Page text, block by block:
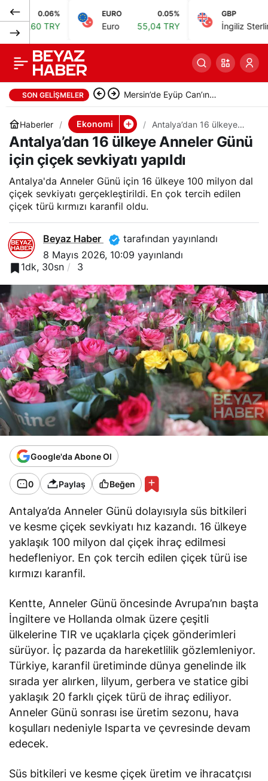
EURO 0.05%
55,04 TRY İngiliz Sterlini 64,26
SON GELIŞMELER Mersin’de Eyüp Can’ın
ölümündeki kesi izleri
araştırılıyor
Haberler Ekonomi
Antalya’dan 16 ülkeye
Anneler Günü için çiçek
sevkiyatı yapıldı
Antalya’dan 16 ülkeye Anneler Günü
için çiçek sevkiyatı yapıldı
Antalya'da Anneler Günü için 16 ülkeye 100 milyon dal
çiçek sevkiyatı gerçekleştirildi. En çok tercih edilen
çiçek türü kırmızı karanfil oldu.
Beyaz Haber
tarafından yayınlandı
8 Mayıs 2026, 10:09 yayınlandı
1dk, 30sn
3
Google'da Abone Ol
0 Paylaş Beğen
Antalya’da Anneler Günü dolayısıyla süs bitkileri
ve kesme çiçek sevkiyatı hız kazandı. 16 ülkeye
yaklaşık 100 milyon dal çiçek ihraç edilmesi
hedefleniyor. En çok tercih edilen çiçek türü ise
kırmızı karanfil.
Kentte, Anneler Günü öncesinde Avrupa’nın başta
İngiltere ve Hollanda olmak üzere çeşitli
ülkelerine TIR ve uçaklarla çiçek gönderimleri
sürüyor. İç pazarda da hareketlilik gözlemleniyor.
Türkiye, karanfil üretiminde dünya genelinde ilk
sırada yer alırken, lilyum, gerbera ve statice gibi
yaklaşık 20 farklı çiçek türü de ihraç ediliyor.
Anneler Günü sonrası ise üretim sezonu, hava
koşulları nedeniyle Isparta ve çevresinde devam
edecek.
Süs bitkileri ve kesme çiçek üretim ve ihracatçısı
BIST 100, rekor
sonrası güne düşüşle
başladı, gözler ABD
0 Paylaş